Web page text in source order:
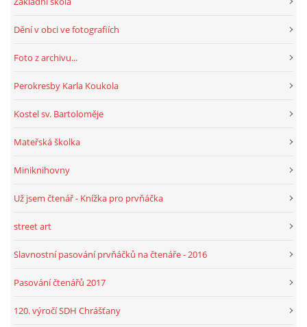
Dění v obci ve fotografiích
Foto z archivu...
Perokresby Karla Koukola
Kostel sv. Bartoloměje
Mateřská školka
Miniknihovny
Už jsem čtenář - Knížka pro prvňáčka
street art
Slavnostní pasování prvňáčků na čtenáře - 2016
Pasování čtenářů 2017
120. výročí SDH Chrášťany